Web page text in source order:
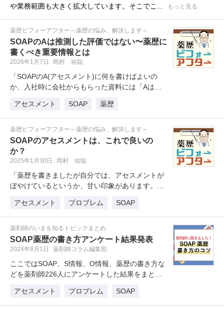
や業務範囲も大きく拡大しています。そこでこ...
もっと見る
薬歴ビフォーアフター～薬歴の悩み、解決します～
SOAPのAは推測した評価ではない〜薬歴に
書くべき重要情報とは
2026年1月7日 岡村 祐聡
「SOAPのA(アセスメント)に何を書けばよいの
か、入社時に会社からもらった資料には「Aは評
アセスメント
SOAP 薬歴
薬歴ビフォーアフター～薬歴の悩み、解決します～
SOAPのアセスメントは、これで良いの
か？
2025年1月30日 岡村 祐聡
「薬歴を書きましたが自分では、アセスメントが
ぼやけているというか、甘い印象があります。こ
アセスメント
プロブレム SOAP
薬剤師のいまを知るトピックまとめ
SOAP薬歴の書き方アンケート結果発表
2024年8月1日 薬剤師コラム編集部
ここではSOAP、S情報、O情報、薬歴の書き方な
どを薬剤師226人にアンケートした結果をまとめ
アセスメント
プロブレム SOAP